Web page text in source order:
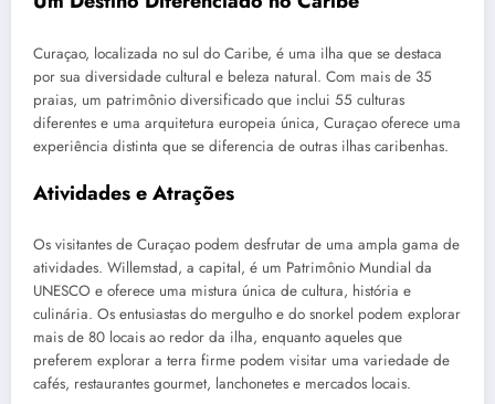
Curaçao, localizada no sul do Caribe, é uma ilha que se destaca
por sua diversidade cultural e beleza natural. Com mais de 35
praias, um patrimônio diversificado que inclui 55 culturas
diferentes e uma arquitetura europeia única, Curaçao oferece uma
experiência distinta que se diferencia de outras ilhas caribenhas.
Atividades e Atrações
Os visitantes de Curaçao podem desfrutar de uma ampla gama de
atividades. Willemstad, a capital, é um Patrimônio Mundial da
UNESCO e oferece uma mistura única de cultura, história e
culinária. Os entusiastas do mergulho e do snorkel podem explorar
mais de 80 locais ao redor da ilha, enquanto aqueles que
preferem explorar a terra firme podem visitar uma variedade de
cafés, restaurantes gourmet, lanchonetes e mercados locais.